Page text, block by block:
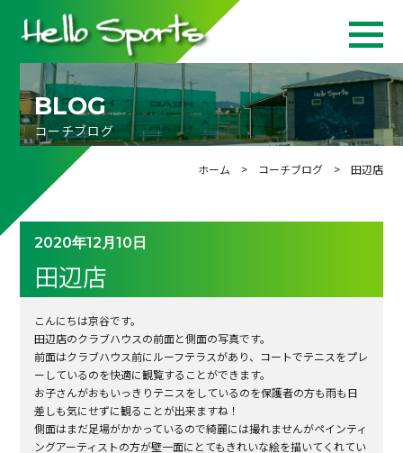
BLOG
コーチブログ
ホーム > コーチブログ> 田辺店
2020年12月10日
田辺店
こんにちは京谷です。
田辺店のクラブハウスの前面と側面の写真です。
前面はクラブハウス前にルーフテラスがあり、コートでテニスをプレ
ーしているのを快適に観覧することができます。
お子さんがおもいっきりテニスをしているのを保護者の方も雨も日
差しも気にせずに観ることが出来ますね！
側面はまだ足場がかかっているので綺麗には撮れませんがペインティ
ングアーティストの方が壁一面にとてもきれいな絵を描いてくれてい